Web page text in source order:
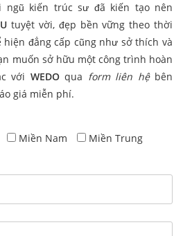
kiến trúc sư đã kiến tạo nên
tuyệt vời, đẹp bền vững theo thời
đẳng cấp cũng như sở thích và
muốn sở hữu một công trình hoàn
với WEDOqua form liên hệ bên
giá miễn phí.
Miền Nam Miền Trung